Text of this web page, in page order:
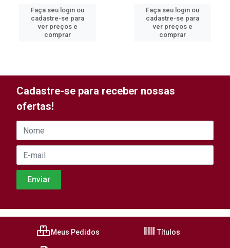
Faça seu login ou
cadastre-se para
ver preços e
comprar
Faça seu login ou
cadastre-se para
ver preços e
comprar
Cadastre-se para receber nossas
ofertas!
Meus Pedidos Títulos